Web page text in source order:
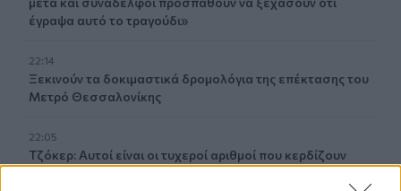
έγραψα αυτό το τραγούδι»
22:14
Ξεκινούν τα δοκιμαστικά δρομολόγια της επέκτασης του
Μετρό Θεσσαλονίκης
22:05
Τζόκερ: Αυτοί είναι οι τυχεροί αριθμοί που κερδίζουν